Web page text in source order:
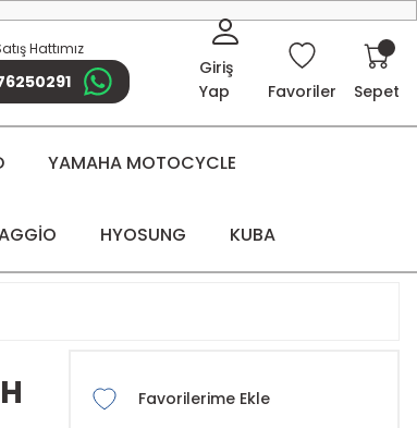
Hattımız
Giriş
Yap
Favoriler Sepet
YAMAHA MOTOCYCLE
HYOSUNG KUBA